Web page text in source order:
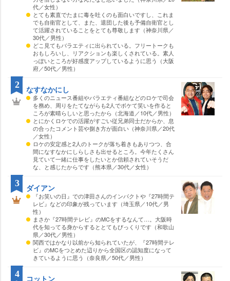
代／女性）
とても素直でたまに毒を吐くのも面白いですし、これま
でも自衛官として、また、退団した後も予備自衛官とし
て活躍されていることをとても尊敬します（神奈川県／
30代／男性）
どこ見てもバラエティに出られている。フリートークも
おもしろいし、リアクションも楽しくされている。素人
っぽいところが好感度アップしているように思う（大阪
府／50代／男性）
なすなかにし
多くのニュース番組やバラエティ番組などのロケで司会
を務め、周りをたてながらも2人でボケて笑いを作ると
ころが素晴らしいと思ったから（北海道／10代／男性）
とにかくロケでの活躍がすごい従兄弟同士だからか、息
の合ったコメント芸や捌き方が面白い（神奈川県／20代
／女性）
ロケの安定感と2人のトークが落ち着きもありつつ、合
間になすなかにしらしさも出せるところ。今年たくさん
見ていて一緒に仕事をしたいとか信頼されていそうだ
な、と感じたからです（熊本県／30代／女性）
2
ダイアン
『お笑いの日』での津田さんのインパクトや『27時間テ
レビ』などの印象が残っています（埼玉県／10代／男
性）
まさか『27時間テレビ』のMCをするなんて…。大阪時
代を知ってる身からするととてもびっくりです（和歌山
県／30代／男性）
関西ではかなり以前から知られていたが、『27時間テレ
ビ』のMCをつとめた辺りから全国区の認知度になって
きているように思う（奈良県／50代／男性）
3
コットン
4